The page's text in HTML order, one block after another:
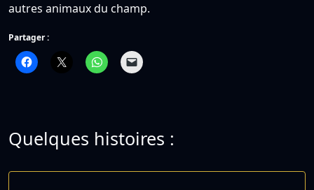
autres animaux du champ.
Partager :
Quelques histoires :